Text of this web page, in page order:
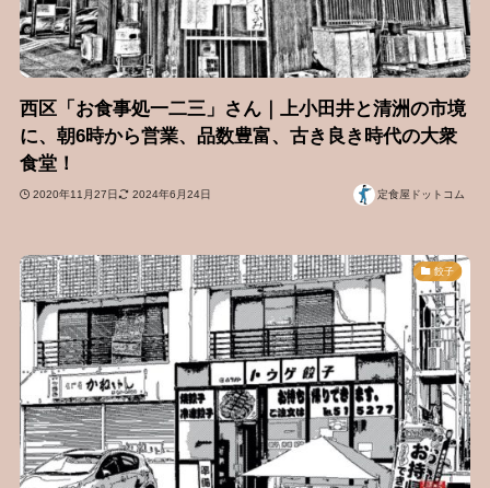
西区「お食事処一二三」さん｜上小田井と清洲の市境
に、朝6時から営業、品数豊富、古き良き時代の大衆
食堂！
2020年11月27日 2024年6月24日 定食屋ドットコム
餃子